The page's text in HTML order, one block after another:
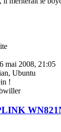
mai 2008, 21:05
Ubuntu
!